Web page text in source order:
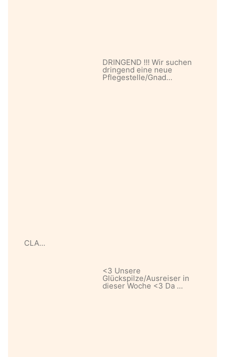
DRINGEND !!! Wir suchen
dringend eine neue
Pflegestelle/Gnad…
CLA…
<3 Unsere
Glückspilze/Ausreiser in
dieser Woche <3 Da …